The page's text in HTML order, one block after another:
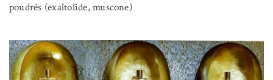
poudrés (exaltolide, muscone)